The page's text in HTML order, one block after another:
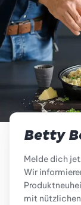
Betty
Melde dich
Wir
mit